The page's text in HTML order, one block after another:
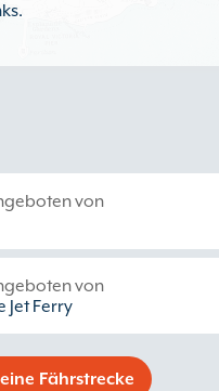
von
von
Jet Ferry
Fährstrecke